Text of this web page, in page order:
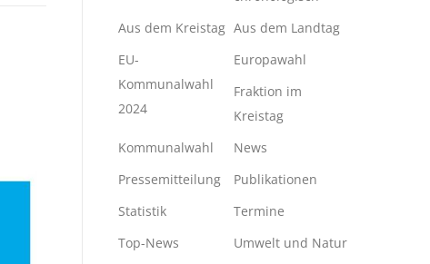
Aus dem Kreistag Aus dem Landtag
EU-
Kommunalwahl
2024
Europawahl
Fraktion im
Kreistag
Kommunalwahl
News
Pressemitteilung
Publikationen
Statistik
Termine
Top-News
Umwelt und Natur